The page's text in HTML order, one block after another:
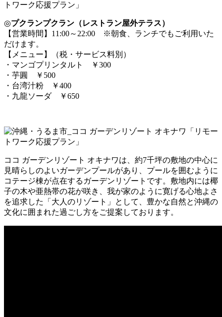
◎プクランプクラン（レストラン屋外テラス）
【営業時間】11:00～22:00 ※朝食、ランチでもご利用いた
だけます。
【メニュー】（税・サービス料別）
・マンゴプリンタルト ￥300
・芋圓 ￥500
・台湾汁粉 ￥400
・九龍ソーダ ￥650
ココ ガーデンリゾート オキナワは、約7千坪の敷地の中心に
見晴らしのよいガーデンプールがあり、プールを囲むように
コテージ棟が点在するガーデンリゾートです。敷地内には椰
子の木や亜熱帯の花が咲き、我が家のように寛げる心地よさ
を追求した「大人のリゾート」として、豊かな自然と沖縄の
文化に囲まれた過ごし方をご提案しております。